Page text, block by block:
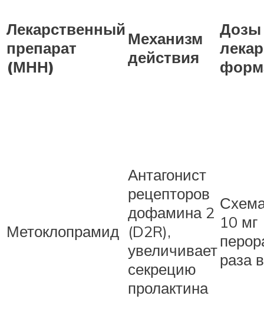
Лекарственный
препарат
(МНН)
Механизм
действия
Дозы
Метоклопрамид
Антагонист
рецепторов
дофамина 2
(D2R),
увеличивает
секрецию
пролактина
10 мг
раза